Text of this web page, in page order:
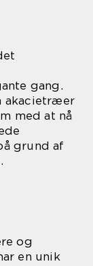
gang.
akacietræer
med at nå
grund af
og
en unik